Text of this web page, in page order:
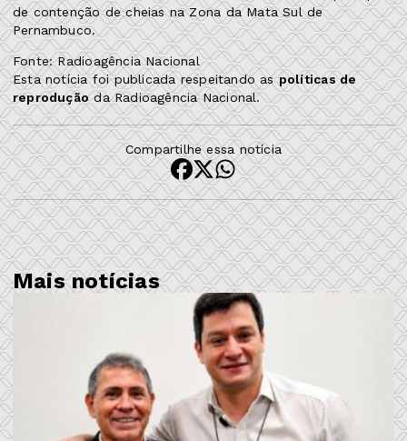
de contenção de cheias na Zona da Mata Sul de
Pernambuco.
Fonte: Radioagência Nacional
Esta notícia foi publicada respeitando aspolíticas de
reproduçãoda Radioagência Nacional.
Compartilhe essa notícia
Mais notícias